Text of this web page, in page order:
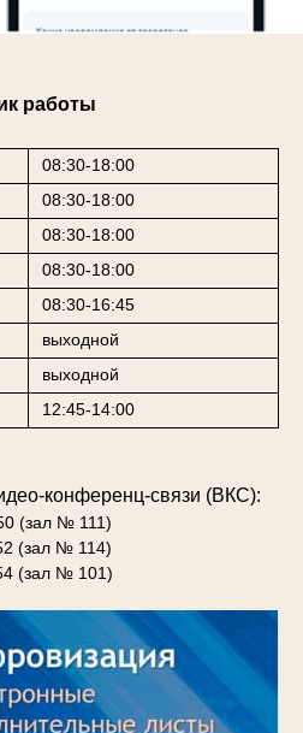
работы
08:30-18:00
08:30-18:00
08:30-18:00
08:30-18:00
08:30-16:45
выходной
выходной
12:45-14:00
конференц-связи (ВКС):
(зал № 111)
(зал № 114)
(зал № 101)